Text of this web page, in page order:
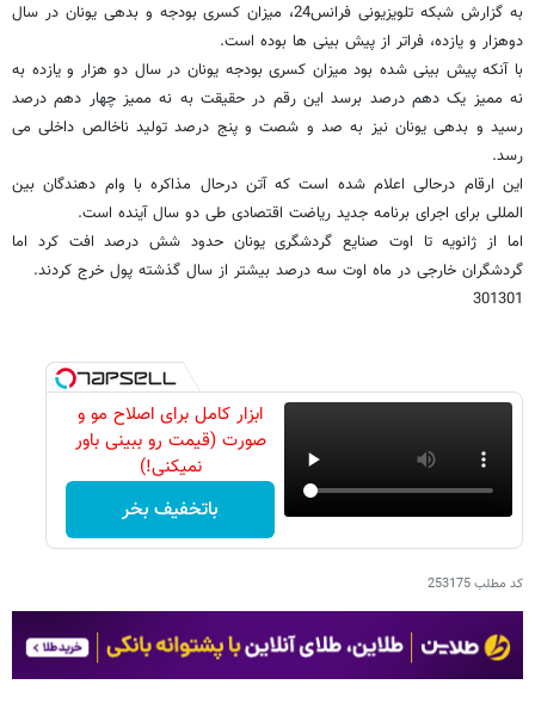
به گزارش شبکه تلویزیونی فرانس24، میزان کسری بودجه و بدهی یونان در سال
دوهزار و یازده، فراتر از پیش بینی ها بوده است.
با آنکه پیش بینی شده بود میزان کسری بودجه یونان در سال دو هزار و یازده به
نه ممیز یک دهم درصد برسد این رقم در حقیقت به نه ممیز چهار دهم درصد
رسید و بدهی یونان نیز به صد و شصت و پنج درصد تولید ناخالص داخلی می
رسد.
این ارقام درحالی اعلام شده است که آتن درحال مذاکره با وام دهندگان بین
المللی برای اجرای برنامه جدید ریاضت اقتصادی طی دو سال آینده است.
اما از ژانویه تا اوت صنایع گردشگری یونان حدود شش درصد افت کرد اما
گردشگران خارجی در ماه اوت سه درصد بیشتر از سال گذشته پول خرج کردند.
301301
ابزار کامل برای اصلاح مو و
صورت (قیمت رو ببینی باور
نمیکنی!)
باتخفیف بخر
کد مطلب253175